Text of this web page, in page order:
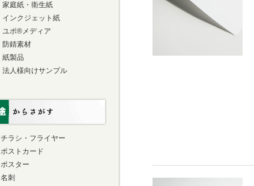
家庭紙・衛生紙
インクジェット紙
ユポ®メディア
防錆素材
紙製品
法人様向けサンプル
チラシ・フライヤー
ポストカード
ポスター
名刺